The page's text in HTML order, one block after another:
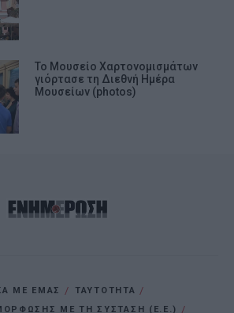
Το Μουσείο Χαρτονομισμάτων
γιόρτασε τη Διεθνή Ημέρα
Μουσείων (photos)
ΜΕ ΕΜΑΣ
ΤΑΥΤΟΤΗΤΑ
ΜΕ ΤΗ ΣΥΣΤΑΣΗ (Ε.Ε.)